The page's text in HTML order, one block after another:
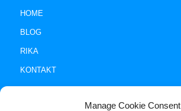
Manage Cookie Consent
HOME
BLOG
RIKA
KONTAKT